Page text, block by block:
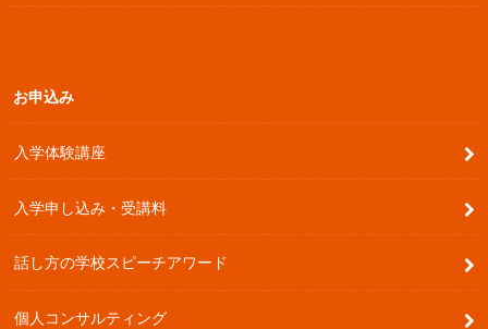
お申込み
入学体験講座
入学申し込み・受講料
話し方の学校スピーチアワード
個人コンサルティング